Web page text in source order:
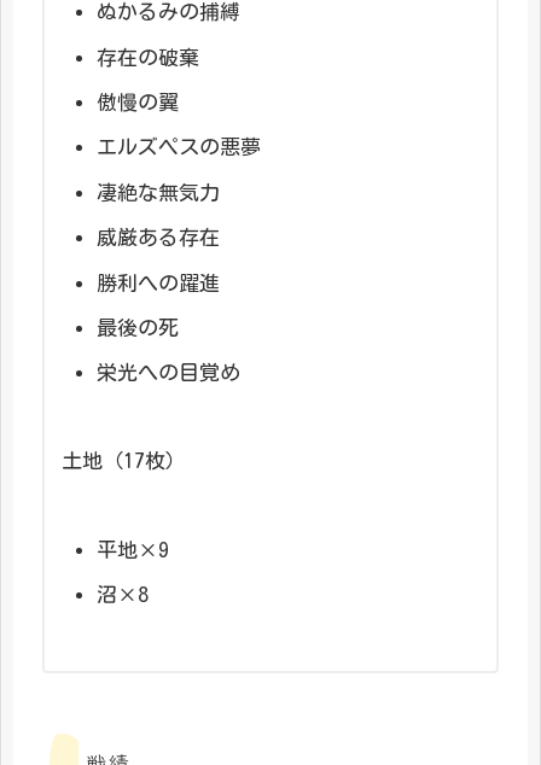
ぬかるみの捕縛
存在の破棄
傲慢の翼
エルズペスの悪夢
凄絶な無気力
威厳ある存在
勝利への躍進
最後の死
栄光への目覚め
土地（17枚）
平地×9
沼×8